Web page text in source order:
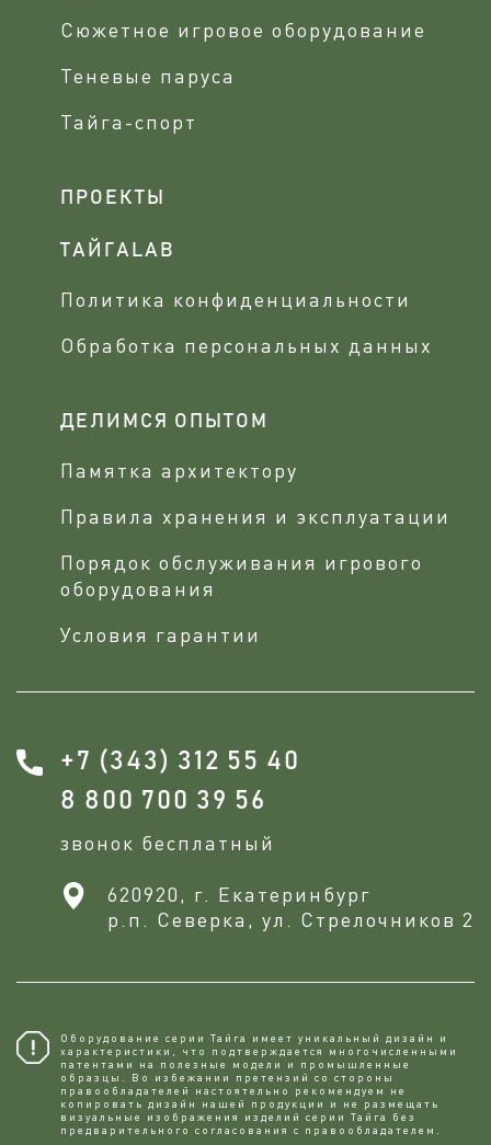
Сюжетное игровое оборудование
Теневые паруса
Тайга-спорт
ПРОЕКТЫ
ТАЙГАLAB
Политика конфиденциальности
Обработка персональных данных
ДЕЛИМСЯ ОПЫТОМ
Памятка архитектору
Правила хранения и эксплуатации
Порядок обслуживания игрового
оборудования
Условия гарантии
+7 (343) 312 55 40
8 800 700 39 56
звонок бесплатный
620920, г. Екатеринбург
р.п. Северка, ул. Стрелочников 2
Оборудование серии Тайга имеет уникальный дизайн и
характеристики, что подтверждается многочисленными
патентами на полезные модели и промышленные
образцы. Во избежании претензий со стороны
правообладателей настоятельно рекомендуем не
копировaть дизайн нашей продукции и не размещать
визуальные изображения изделий серии Тайга без
предварительного согласования с правообладателем.